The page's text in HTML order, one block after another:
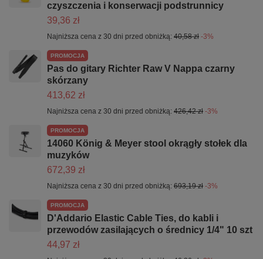
czyszczenia i konserwacji podstrunnicy
39,36 zł
Najniższa cena z 30 dni przed obniżką: 40,58 zł -3%
PROMOCJA
Pas do gitary Richter Raw V Nappa czarny
skórzany
413,62 zł
Najniższa cena z 30 dni przed obniżką: 426,42 zł -3%
PROMOCJA
14060 König & Meyer stool okrągły stołek dla
muzyków
672,39 zł
Najniższa cena z 30 dni przed obniżką: 693,19 zł -3%
PROMOCJA
D'Addario Elastic Cable Ties, do kabli i
przewodów zasilających o średnicy 1/4" 10 szt
44,97 zł